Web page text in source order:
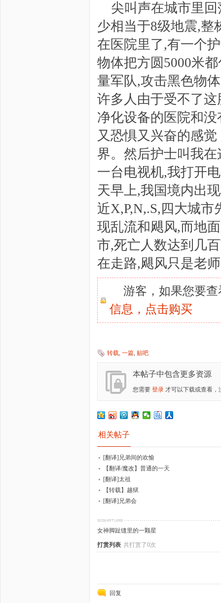
尖叫声在城市里
少相当于8级地震,整
在医院里了,有一个
物体把方圆5000米
量军队,攻击黑色物
许多人由于受不了
净化设备的医院和
又恐惧又兴奋的感
界。然后护士叫我
一台电视机,我打开
天早上,我国境内出
近X,P,N,.S,四大城
现乱流和飓风,而地
市,死亡人数达到几
在走路,飓风只是老
游客，如果您要
信息， 点击购买
转载, 一篇, 贴吧
本帖子中包含更多资源
您需要 登录 才可以下载或查看，
相关帖子
[翻译]兄弟间的欢愉
【翻译/魔改】普通的一天
[翻译]太祖
【转载】越狱
[翻译]兄弟会
女神脚趾缝里的一颗星
打赏列表 共打赏了0次
回复